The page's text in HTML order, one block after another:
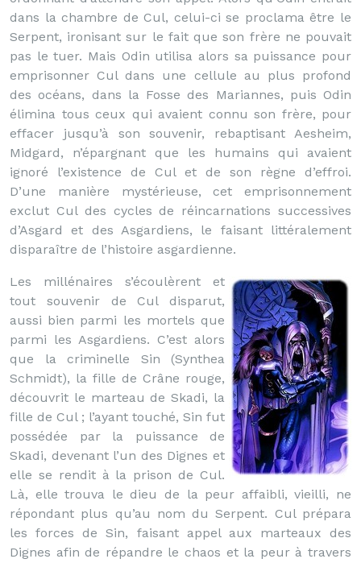
dans la chambre de Cul, celui-ci se proclama être le
Serpent, ironisant sur le fait que son frère ne pouvait
pas le tuer. Mais Odin utilisa alors sa puissance pour
emprisonner Cul dans une cellule au plus profond
des océans, dans la Fosse des Mariannes, puis Odin
élimina tous ceux qui avaient connu son frère, pour
effacer jusqu’à son souvenir, rebaptisant Aesheim,
Midgard, n’épargnant que les humains qui avaient
ignoré l’existence de Cul et de son règne d’effroi.
D’une manière mystérieuse, cet emprisonnement
exclut Cul des cycles de réincarnations successives
d’Asgard et des Asgardiens, le faisant littéralement
disparaître de l’histoire asgardienne.
Les millénaires s’écoulèrent et
tout souvenir de Cul disparut,
aussi bien parmi les mortels que
parmi les Asgardiens. C’est alors
que la criminelle Sin (Synthea
Schmidt), la fille de Crâne rouge,
découvrit le marteau de Skadi, la
fille de Cul ; l’ayant touché, Sin fut
possédée par la puissance de
Skadi, devenant l’un des Dignes et
elle se rendit à la prison de Cul.
Là, elle trouva le dieu de la peur affaibli, vieilli, ne
répondant plus qu’au nom du Serpent. Cul prépara
les forces de Sin, faisant appel aux marteaux des
Dignes afin de répandre le chaos et la peur à travers